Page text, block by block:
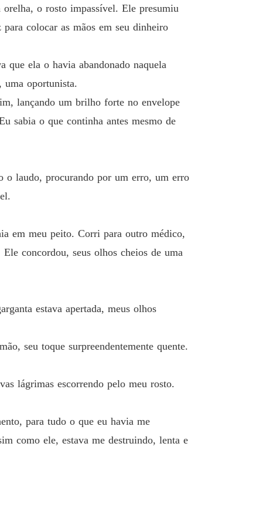
o rosto impassível. Ele presumiu
colocar as mãos em seu dinheiro
que ela o havia abandonado naquela
uma oportunista.
lançando um brilho forte no envelope
sabia o que continha antes mesmo de
o laudo, procurando por um erro, um erro
em meu peito. Corri para outro médico,
concordou, seus olhos cheios de uma
estava apertada, meus olhos
seu toque surpreendentemente quente.
lágrimas escorrendo pelo meu rosto.
para tudo o que eu havia me
como ele, estava me destruindo, lenta e